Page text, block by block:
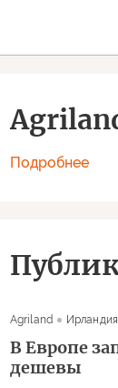
Подробнее
Agriland Ирландия
В Европе
дешевы